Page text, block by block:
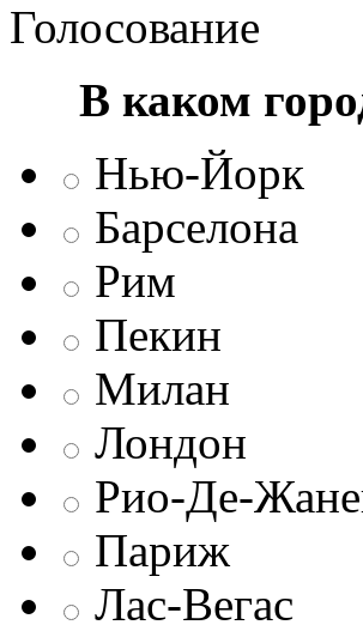
Голосование
В каком
Нью-Йорк
Барселона
Рим
Пекин
Милан
Лондон
Рио-Де-
Париж
Лас-Вегас